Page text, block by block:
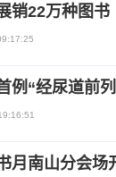
销22万种图书
例“经尿道前
月南山分会场